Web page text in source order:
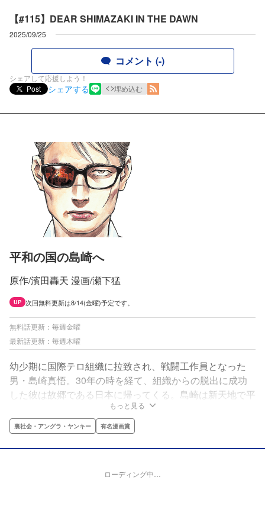
【#115】DEAR SHIMAZAKI IN THE DAWN
2025/09/25
コメント (-)
シェアして応援しよう！
Post
シェアする 埋め込む
平和の国の島崎へ
原作/濱田轟天 漫画/瀬下猛
UP 次回無料更新は8/14(金曜)予定です。
無料話更新：毎週金曜
最新話更新：毎週木曜
幼少期に国際テロ組織に拉致され、戦闘工作員となった
男・島崎真悟。30年の時を経て、組織からの脱出に成功
した彼は故郷である日本に帰ってくる。島崎は新天地で平
和な日常を手に入れられるのか――。原作は大型新人・濱
田轟天、作画は『ハーン -草と鉄と羊-』『インビンシブ
ル』の瀬下猛で贈る、日常と戦場の狭間で生きる男のアク
ション譚！
もっと見る
裏社会・アングラ・ヤンキー 有名漫画賞
ローディング中…